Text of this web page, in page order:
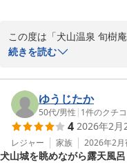
「また行ってみたい」と
からもお客様に心地よい
し、スタッフ一同精進して
またのお越しを心よりお
旬樹庵 八勝閣みづのを 館
犬山温泉 旬樹庵 八勝閣
2026-05-17
この度は「犬山温泉 旬樹
誠にありがとうございまし
当日はお部屋のグレード
りでございます。また、
のお言葉をいただき、大変
これからもお客様に心地よ
続きを読む
ゆうじたか
50代/男性 | 1件のクチコ
4 2026年2月
レジャー 家族 2026年2月
犬山城を眺めながら露天風